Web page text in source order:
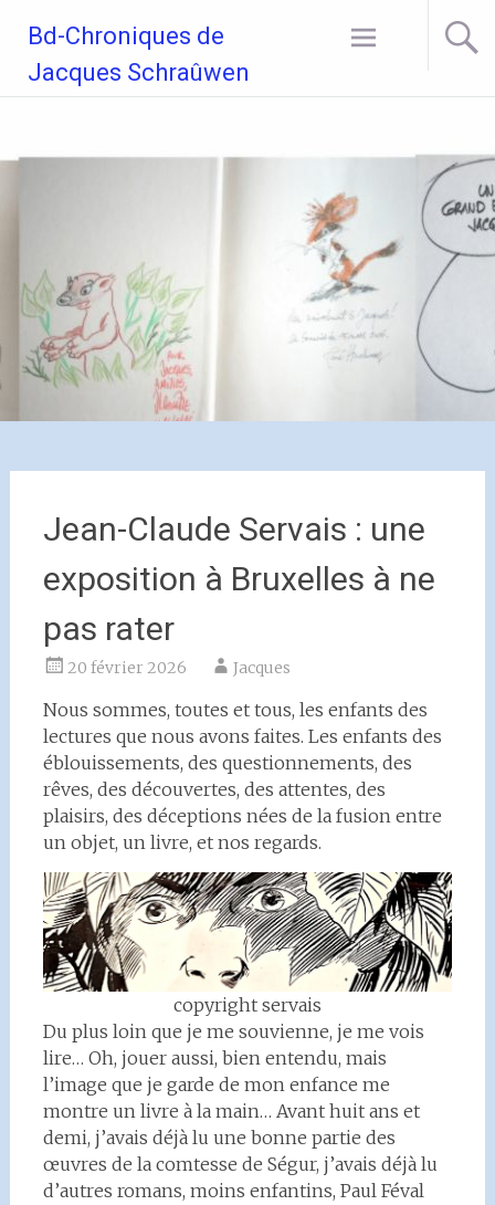
contenu
principal
Bd-Chroniques de
Jacques Schraûwen
Jean-Claude Servais : une
exposition à Bruxelles à ne
pas rater
20 février 2026 Jacques
Nous sommes, toutes et tous, les enfants des
lectures que nous avons faites. Les enfants des
éblouissements, des questionnements, des
rêves, des découvertes, des attentes, des
plaisirs, des déceptions nées de la fusion entre
un objet, un livre, et nos regards.
copyright servais
Du plus loin que je me souvienne, je me vois
lire… Oh, jouer aussi, bien entendu, mais
l’image que je garde de mon enfance me
montre un livre à la main… Avant huit ans et
demi, j’avais déjà lu une bonne partie des
œuvres de la comtesse de Ségur, j’avais déjà lu
d’autres romans, moins enfantins, Paul Féval